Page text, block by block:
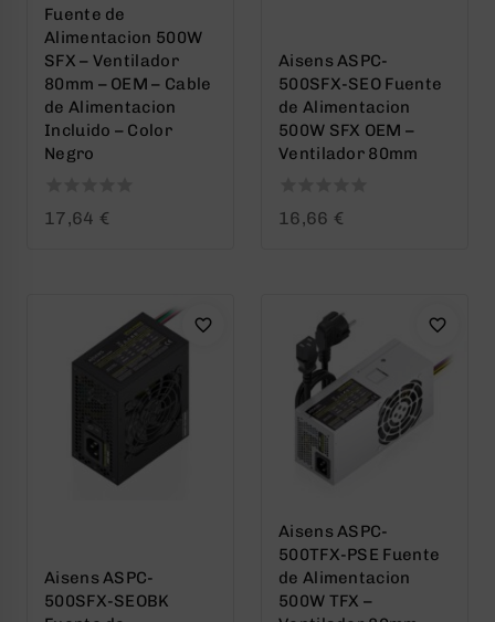
Fuente de
Alimentacion 500W
SFX – Ventilador
80mm – OEM – Cable
de Alimentacion
Incluido – Color
Negro
017,64 €
Aisens ASPC-
500SFX-SEO Fuente
de Alimentacion
500W SFX OEM –
Ventilador 80mm
016,66 €
Aisens ASPC-
500SFX-SEOBK
Aisens ASPC-
500TFX-PSE Fuente
de Alimentacion
500W TFX –